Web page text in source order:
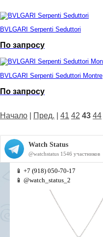
BVLGARI Serpenti Seduttori
По запросу
BVLGARI Serpenti Seduttori Montre
По запросу
Начало Пред. 41 42 43 44